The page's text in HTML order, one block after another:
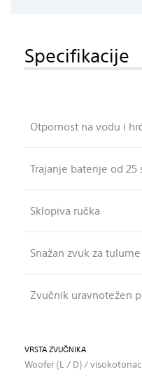
Specifikacije
Otpornost na vodu i
Trajanje baterije od
Sklopiva ručka
Snažan zvuk za tulume
Zvučnik uravnotežen
VRSTA ZVUČNIKA
Woofer (L / D) /